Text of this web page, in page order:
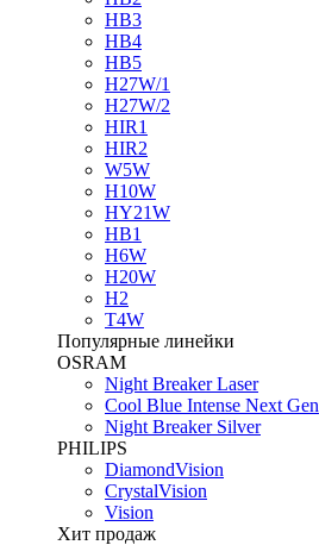
HB3
HB4
HB5
H27W/1
H27W/2
HIR1
HIR2
W5W
H10W
HY21W
HB1
H6W
H20W
H2
T4W
Популярные линейки
OSRAM
Night Breaker Laser
Cool Blue Intense Next Gen
Night Breaker Silver
PHILIPS
DiamondVision
CrystalVision
Vision
Хит продаж